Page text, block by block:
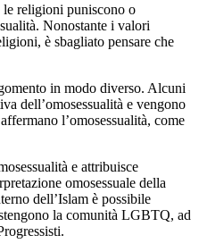
le religioni puniscono o
Nonostante i valori
è sbagliato pensare che
in modo diverso. Alcuni
dell’omosessualità e vengono
l’omosessualità, come
e attribuisce
omosessuale della
dell’Islam è possibile
la comunità LGBTQ, ad